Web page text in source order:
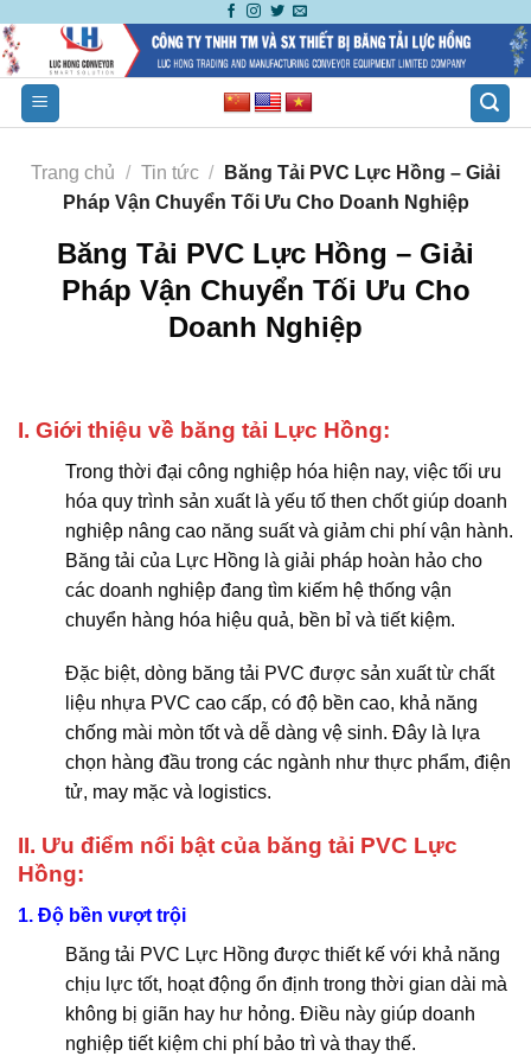
to
content
Trang chủ / Tin tức /
Băng Tải PVC Lực Hồng – Giải
Pháp Vận Chuyển Tối Ưu Cho Doanh Nghiệp
Băng Tải PVC Lực Hồng – Giải
Pháp Vận Chuyển Tối Ưu Cho
Doanh Nghiệp
I. Giới thiệu về băng tải Lực Hồng:
Trong thời đại công nghiệp hóa hiện nay, việc tối ưu
hóa quy trình sản xuất là yếu tố then chốt giúp doanh
nghiệp nâng cao năng suất và giảm chi phí vận hành.
Băng tải của Lực Hồng là giải pháp hoàn hảo cho
các doanh nghiệp đang tìm kiếm hệ thống vận
chuyển hàng hóa hiệu quả, bền bỉ và tiết kiệm.
Đặc biệt, dòng băng tải PVC được sản xuất từ chất
liệu nhựa PVC cao cấp, có độ bền cao, khả năng
chống mài mòn tốt và dễ dàng vệ sinh. Đây là lựa
chọn hàng đầu trong các ngành như thực phẩm, điện
tử, may mặc và logistics.
II. Ưu điểm nổi bật của băng tải PVC Lực
Hồng:
1. Độ bền vượt trội
Băng tải PVC Lực Hồng được thiết kế với khả năng
chịu lực tốt, hoạt động ổn định trong thời gian dài mà
không bị giãn hay hư hỏng. Điều này giúp doanh
nghiệp tiết kiệm chi phí bảo trì và thay thế.